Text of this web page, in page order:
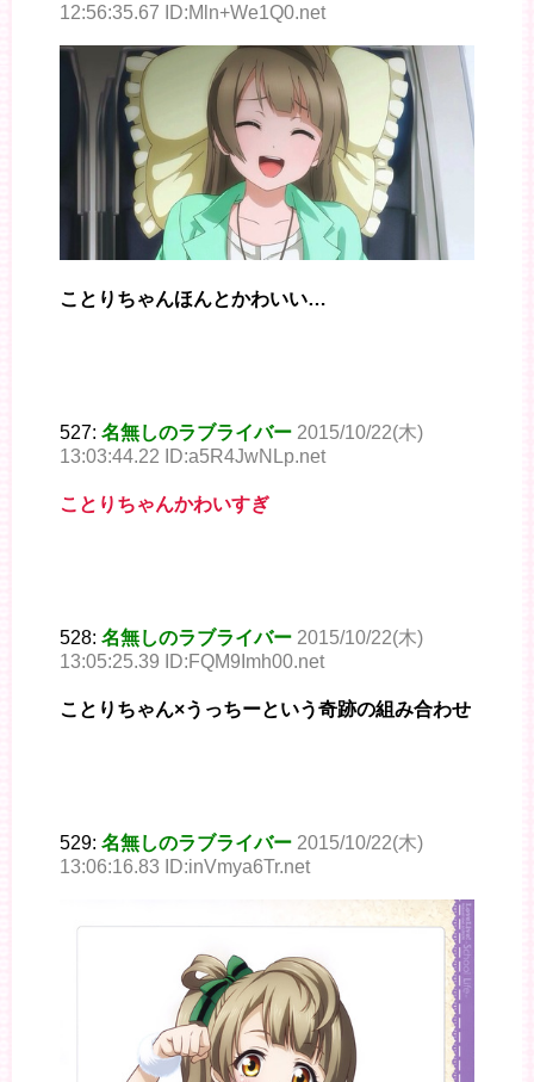
12:56:35.67 ID:Mln+We1Q0.net
ことりちゃんほんとかわいい…
527: 名無しのラブライバー 2015/10/22(木)
13:03:44.22 ID:a5R4JwNLp.net
ことりちゃんかわいすぎ
528: 名無しのラブライバー 2015/10/22(木)
13:05:25.39 ID:FQM9Imh00.net
ことりちゃん×うっちーという奇跡の組み合わせ
529: 名無しのラブライバー 2015/10/22(木)
13:06:16.83 ID:inVmya6Tr.net